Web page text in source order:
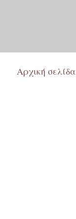
Αρχική σελίδα